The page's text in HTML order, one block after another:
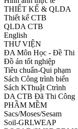
THIẾT KẾ & QLDA
Thiết kế CTB
QLDA CTB
English
THƯ VIỆN
ĐA Môn Học - Đề Thi
Đồ án tốt nghiệp
Tiêu chuẩn-Qui phạm
Sách Công trình biển
Sách KThuật Ctrình
DA CTB Đã Thi Công
PHẦM MỀM
Sacs/Moses/Sesam
Soil-GRLWEAP